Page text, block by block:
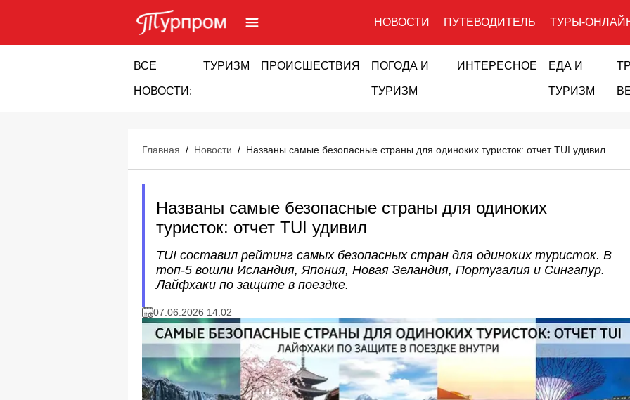
НОВОСТИ ПУТЕВОДИТЕЛЬ ТУРЫ-
ВСЕ
НОВОСТИ:
ТУРИЗМ ПРОИСШЕСТВИЯ ПОГОДА И
ТУРИЗМ
ИНТЕРЕСНОЕ ЕДА И
ТУРИЗМ
Главная / Новости / Названы самые безопасные страны для одиноких туристок: отчет TUI удивил
Названы самые безопасные страны для одиноких
туристок: отчет TUI удивил
TUI составил рейтинг самых безопасных стран для одиноких туристок. В
топ-5 вошли Исландия, Япония, Новая Зеландия, Португалия и Сингапур.
Лайфхаки по защите в поездке.
07.06.2026 14:02